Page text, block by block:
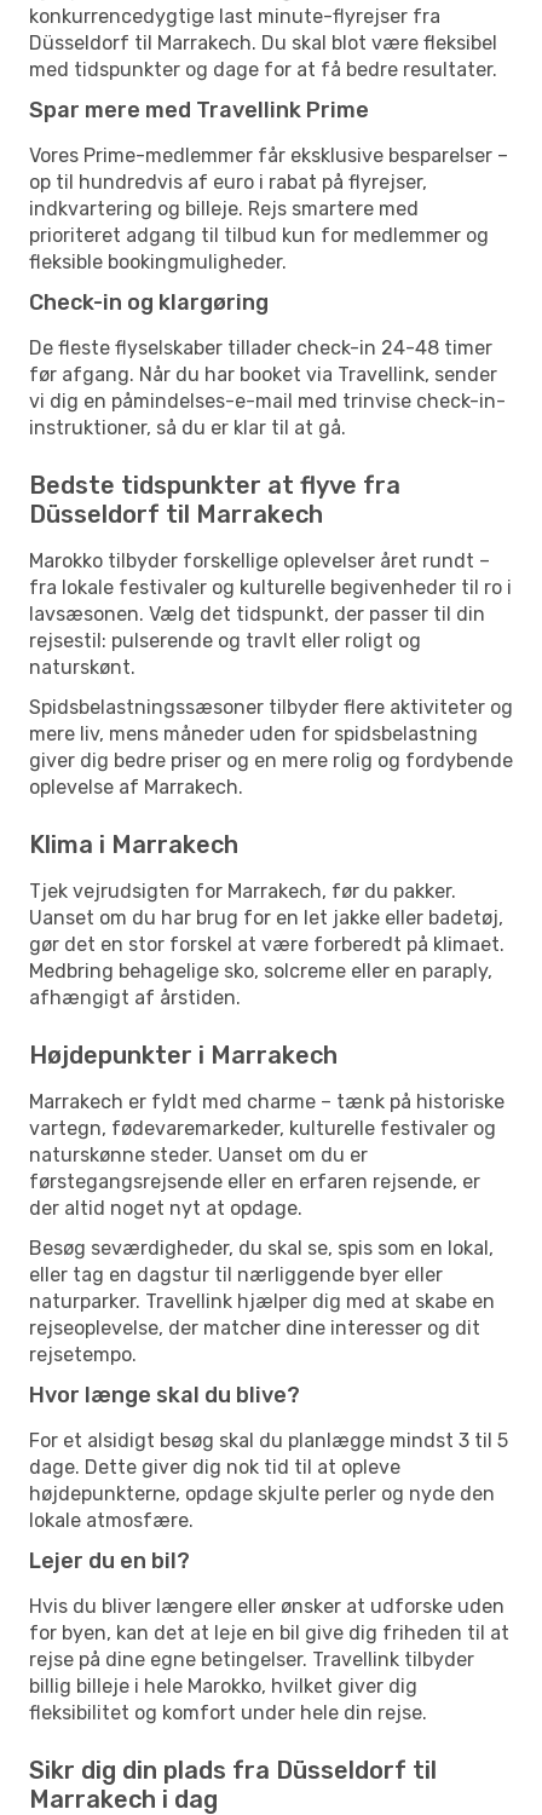
konkurrencedygtige last minute-flyrejser fra
Düsseldorf til Marrakech. Du skal blot være fleksibel
med tidspunkter og dage for at få bedre resultater.
Spar mere med Travellink Prime
Vores Prime-medlemmer får eksklusive besparelser –
op til hundredvis af euro i rabat på flyrejser,
indkvartering og billeje. Rejs smartere med
prioriteret adgang til tilbud kun for medlemmer og
fleksible bookingmuligheder.
Check-in og klargøring
De fleste flyselskaber tillader check-in 24-48 timer
før afgang. Når du har booket via Travellink, sender
vi dig en påmindelses-e-mail med trinvise check-in-
instruktioner, så du er klar til at gå.
Bedste tidspunkter at flyve fra
Düsseldorf til Marrakech
Marokko tilbyder forskellige oplevelser året rundt –
fra lokale festivaler og kulturelle begivenheder til ro i
lavsæsonen. Vælg det tidspunkt, der passer til din
rejsestil: pulserende og travlt eller roligt og
naturskønt.
Spidsbelastningssæsoner tilbyder flere aktiviteter og
mere liv, mens måneder uden for spidsbelastning
giver dig bedre priser og en mere rolig og fordybende
oplevelse af Marrakech.
Klima i Marrakech
Tjek vejrudsigten for Marrakech, før du pakker.
Uanset om du har brug for en let jakke eller badetøj,
gør det en stor forskel at være forberedt på klimaet.
Medbring behagelige sko, solcreme eller en paraply,
afhængigt af årstiden.
Højdepunkter i Marrakech
Marrakech er fyldt med charme – tænk på historiske
vartegn, fødevaremarkeder, kulturelle festivaler og
naturskønne steder. Uanset om du er
førstegangsrejsende eller en erfaren rejsende, er
der altid noget nyt at opdage.
Besøg seværdigheder, du skal se, spis som en lokal,
eller tag en dagstur til nærliggende byer eller
naturparker. Travellink hjælper dig med at skabe en
rejseoplevelse, der matcher dine interesser og dit
rejsetempo.
Hvor længe skal du blive?
For et alsidigt besøg skal du planlægge mindst 3 til 5
dage. Dette giver dig nok tid til at opleve
højdepunkterne, opdage skjulte perler og nyde den
lokale atmosfære.
Lejer du en bil?
Hvis du bliver længere eller ønsker at udforske uden
for byen, kan det at leje en bil give dig friheden til at
rejse på dine egne betingelser. Travellink tilbyder
billig billeje i hele Marokko, hvilket giver dig
fleksibilitet og komfort under hele din rejse.
Sikr dig din plads fra Düsseldorf til
Marrakech i dag